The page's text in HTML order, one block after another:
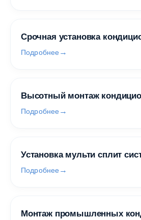
Срочная установка
Подробнее
Высотный монтаж
Подробнее
Установка мульти сплит
Подробнее
Монтаж промышленных